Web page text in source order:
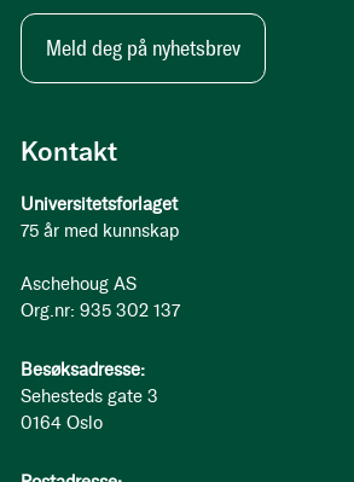
Kontakt
Universitetsforlaget
75 år med kunnskap
Aschehoug AS
Org.nr: 935 302 137
Besøksadresse:
Sehesteds gate 3
0164 Oslo
Meld deg på nyhetsbrev